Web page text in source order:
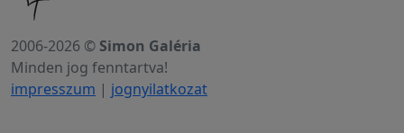
2006-2026 © Simon Galéria
Minden jog fenntartva!
impresszum | jognyilatkozat